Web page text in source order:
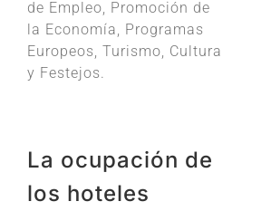
de Empleo, Promoción de
la Economía, Programas
Europeos, Turismo, Cultura
y Festejos.
La ocupación de
los hoteles